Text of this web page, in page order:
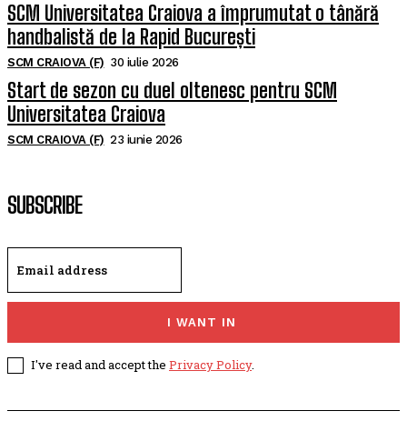
SCM Universitatea Craiova a împrumutat o tânără
handbalistă de la Rapid București
SCM CRAIOVA (F) 30 iulie 2026
Start de sezon cu duel oltenesc pentru SCM
Universitatea Craiova
SCM CRAIOVA (F) 23 iunie 2026
SUBSCRIBE
I WANT IN
I've read and accept the Privacy Policy.